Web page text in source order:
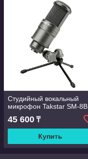
Студийный вокальный
микрофон Takstar SM-8B
45 600 ₸
Купить